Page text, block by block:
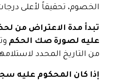
الخصوم، تحقيقاً لأعلى
تبدأ مدة الاعتراض من
عليه لصورة صك الحكم
من التاريخ المحدد
إذا كان المحكوم عليه